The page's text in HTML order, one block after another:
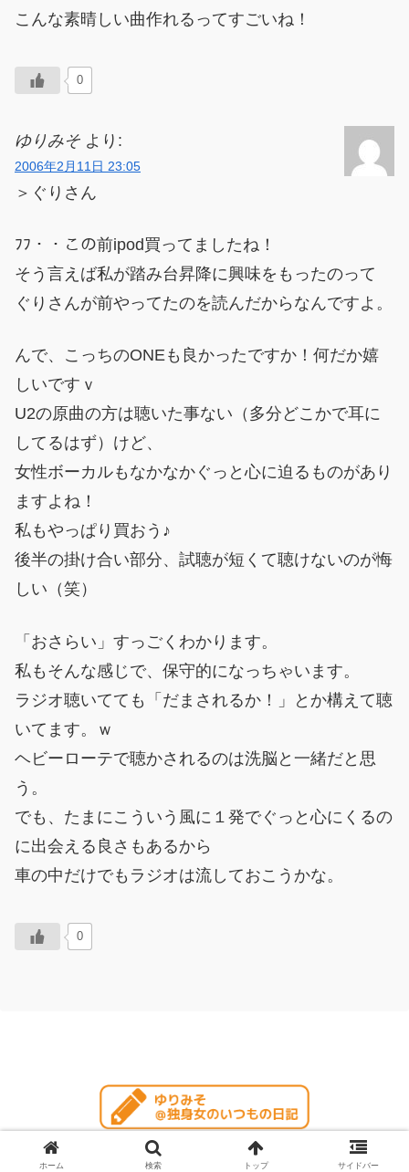
こんな素晴しい曲作れるってすごいね！
0
ゆりみそ より:
2006年2月11日 23:05
＞ぐりさん
ﾌﾌ・・この前ipod買ってましたね！
そう言えば私が踏み台昇降に興味をもったのって
ぐりさんが前やってたのを読んだからなんですよ。
んで、こっちのONEも良かったですか！何だか嬉
しいですｖ
U2の原曲の方は聴いた事ない（多分どこかで耳に
してるはず）けど、
女性ボーカルもなかなかぐっと心に迫るものがあり
ますよね！
私もやっぱり買おう♪
後半の掛け合い部分、試聴が短くて聴けないのが悔
しい（笑）
「おさらい」すっごくわかります。
私もそんな感じで、保守的になっちゃいます。
ラジオ聴いてても「だまされるか！」とか構えて聴
いてます。ｗ
ヘビーローテで聴かされるのは洗脳と一緒だと思
う。
でも、たまにこういう風に１発でぐっと心にくるの
に出会える良さもあるから
車の中だけでもラジオは流しておこうかな。
0
© 2004 ゆりみそ＠独身女のいつもの日記.
ホーム 検索 トップ サイドバー